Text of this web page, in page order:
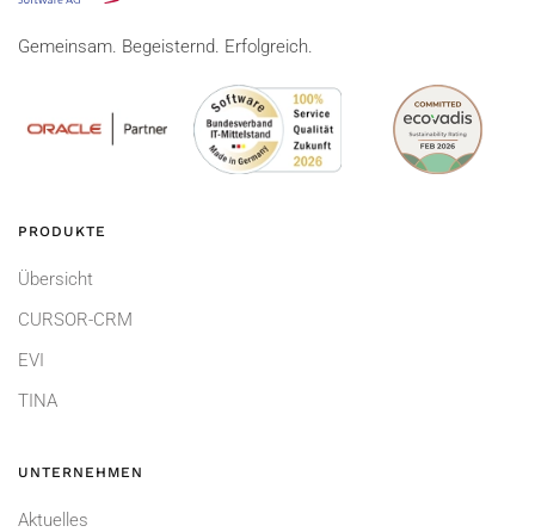
Gemeinsam. Begeisternd. Erfolgreich.
PRODUKTE
Übersicht
CURSOR-CRM
EVI
TINA
UNTERNEHMEN
Aktuelles